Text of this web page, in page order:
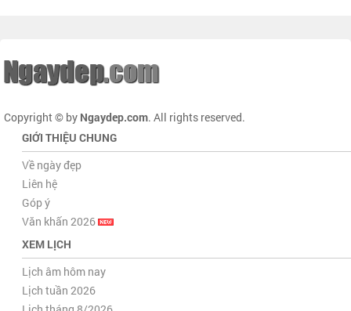
Copyright © by Ngaydep.com. All rights reserved.
GIỚI THIỆU CHUNG
Về ngày đẹp
Liên hệ
Góp ý
Văn khấn 2026
XEM LỊCH
Lịch âm hôm nay
Lịch tuần 2026